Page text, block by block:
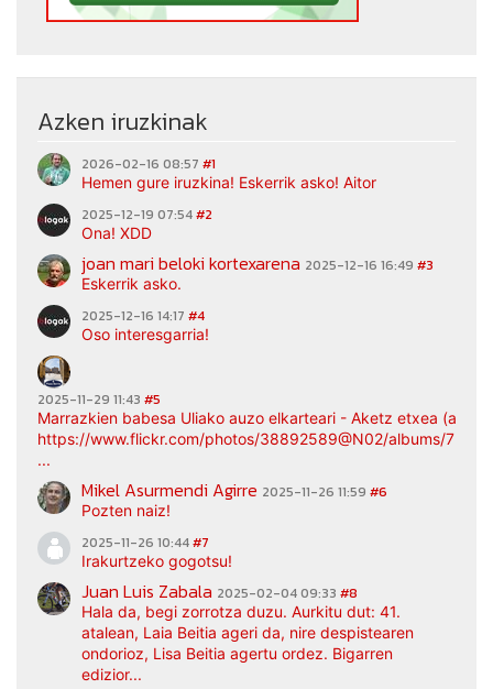
Azken iruzkinak
2026-02-16 08:57 #1
Hemen gure iruzkina! Eskerrik asko! Aitor
2025-12-19 07:54#2
Ona! XDD
joan mari beloki kortexarena 2025-12-16 16:49 #3
Eskerrik asko.
2025-12-16 14:17 #4
Oso interesgarria!
2025-11-29 11:43 #5
Marrazkien babesa Uliako auzo elkarteari - Aketz etxea
https://www.flickr.com/photos/38892589@N02/albums/
...
Mikel Asurmendi Agirre 2025-11-26 11:59 #6
Pozten naiz!
2025-11-26 10:44#7
Irakurtzeko gogotsu!
Juan Luis Zabala 2025-02-04 09:33 #8
Hala da, begi zorrotza duzu. Aurkitu dut: 41.
atalean, Laia Beitia ageri da, nire despistearen
ondorioz, Lisa Beitia agertu ordez. Bigarren
edizior...